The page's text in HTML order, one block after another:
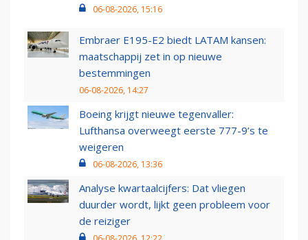
06-08-2026, 15:16
Embraer E195-E2 biedt LATAM kansen:
maatschappij zet in op nieuwe
bestemmingen
06-08-2026, 14:27
Boeing krijgt nieuwe tegenvaller:
Lufthansa overweegt eerste 777-9’s te
weigeren
06-08-2026, 13:36
Analyse kwartaalcijfers: Dat vliegen
duurder wordt, lijkt geen probleem voor
de reiziger